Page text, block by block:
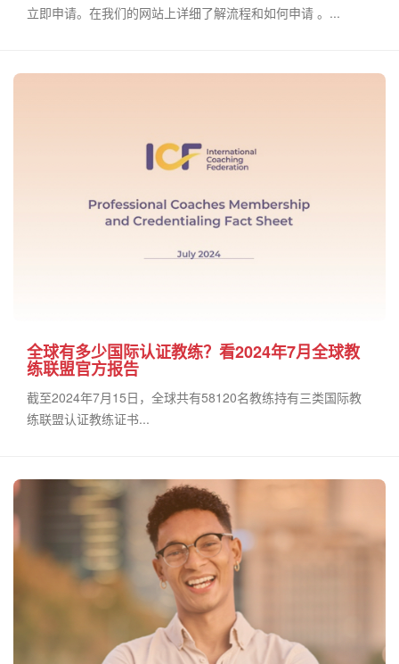
立即申请。在我们的网站上详细了解流程和如何申请 。...
全球有多少国际认证教练？看2024年7月全球教
练联盟官方报告
截至2024年7月15日，全球共有58120名教练持有三类国际教
练联盟认证教练证书...